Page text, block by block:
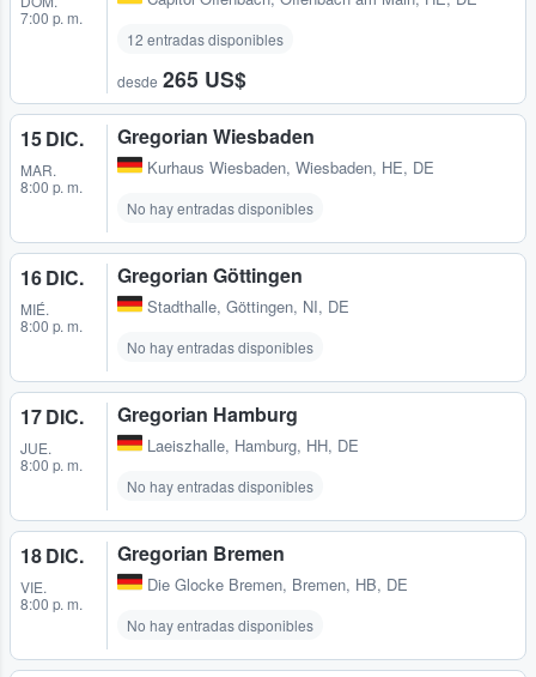
7:00 p. m.
12 entradas disponibles
desde 265 US$
15 DIC.
MAR.
8:00 p. m.
Gregorian Wiesbaden
Kurhaus Wiesbaden, Wiesbaden, HE, DE
No hay entradas disponibles
16 DIC.
MIÉ.
8:00 p. m.
Gregorian Göttingen
Stadthalle, Göttingen, NI, DE
No hay entradas disponibles
17 DIC.
JUE.
8:00 p. m.
Gregorian Hamburg
Laeiszhalle, Hamburg, HH, DE
No hay entradas disponibles
18 DIC.
VIE.
8:00 p. m.
Gregorian Bremen
Die Glocke Bremen, Bremen, HB, DE
No hay entradas disponibles